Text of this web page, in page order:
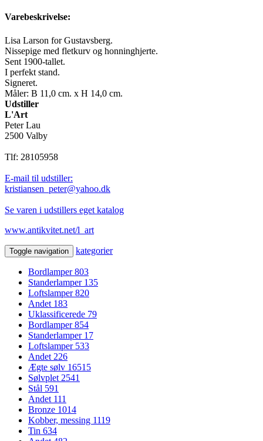
Varebeskrivelse:
Lisa Larson for Gustavsberg.
Nissepige med fletkurv og honninghjerte.
Sent 1900-tallet.
I perfekt stand.
Signeret.
Måler: B 11,0 cm. x H 14,0 cm.
Udstiller
L'Art
Peter Lau
2500 Valby
Tlf: 28105958
E-mail til udstiller:
kristiansen_peter@yahoo.dk
Se varen i udstillers eget katalog
www.antikvitet.net/l_art
Toggle navigation kategorier
Bordlamper803
Standerlamper 135
Loftslamper820
Andet 183
Uklassificerede 79
Bordlamper854
Standerlamper 17
Loftslamper 533
Andet 226
Ægte sølv 16515
Sølvplet 2541
Stål 591
Andet 111
Bronze 1014
Kobber, messing 1119
Tin 634